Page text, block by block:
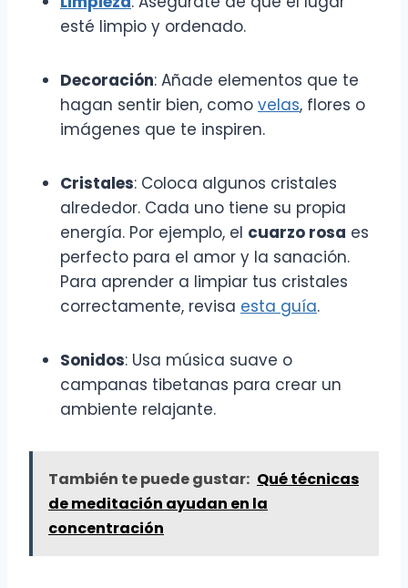
esté limpio y ordenado.
Decoración: Añade elementos que te
hagan sentir bien, como velas, flores o
imágenes que te inspiren.
Cristales: Coloca algunos cristales
alrededor. Cada uno tiene su propia
energía. Por ejemplo, el cuarzo rosa es
perfecto para el amor y la sanación.
Para aprender a limpiar tus cristales
correctamente, revisa esta guía.
Sonidos: Usa música suave o
campanas tibetanas para crear un
ambiente relajante.
También te puede gustar: Qué técnicas
de meditación ayudan en la
concentración